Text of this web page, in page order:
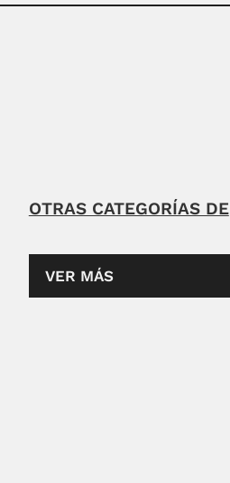
OTRAS CATEGORÍAS DE
VER MÁS